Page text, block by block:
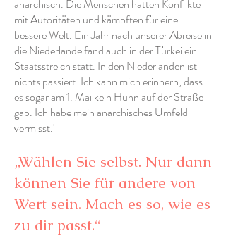
anarchisch. Die Menschen hatten Konflikte
mit Autoritäten und kämpften für eine
bessere Welt. Ein Jahr nach unserer Abreise in
die Niederlande fand auch in der Türkei ein
Staatsstreich statt. In den Niederlanden ist
nichts passiert. Ich kann mich erinnern, dass
es sogar am 1. Mai kein Huhn auf der Straße
gab. Ich habe mein anarchisches Umfeld
vermisst.'
„Wählen Sie selbst. Nur dann
können Sie für andere von
Wert sein. Mach es so, wie es
zu dir passt.“